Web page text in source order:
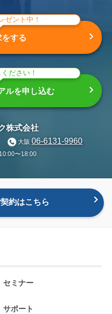
ゼント中！
をする
ださい！
ルを申し込む
株式会社
大阪 06-6131-9960
〜18:00
約はこちら
セミナー
サポート